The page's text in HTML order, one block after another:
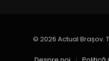
© 2026 Actual Brașov.